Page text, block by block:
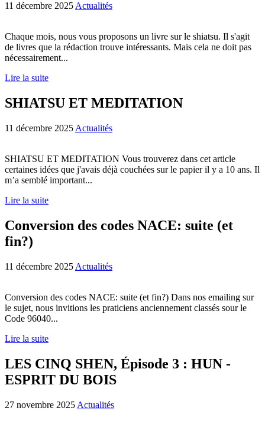
11 décembre 2025 Actualités
Chaque mois, nous vous proposons un livre sur le shiatsu. Il s'agit
de livres que la rédaction trouve intéressants. Mais cela ne doit pas
nécessairement...
Lire la suite
SHIATSU ET MEDITATION
11 décembre 2025 Actualités
SHIATSU ET MEDITATION Vous trouverez dans cet article
certaines idées que j'avais déjà couchées sur le papier il y a 10 ans. Il
m’a semblé important...
Lire la suite
Conversion des codes NACE: suite (et
fin?)
11 décembre 2025 Actualités
Conversion des codes NACE: suite (et fin?) Dans nos emailing sur
le sujet, nous invitions les praticiens anciennement classés sour le
Code 96040...
Lire la suite
LES CINQ SHEN, Épisode 3 : HUN -
ESPRIT DU BOIS
27 novembre 2025 Actualités